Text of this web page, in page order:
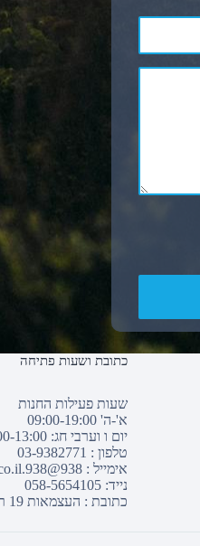
כתובת ושעות פתיחה
שעות פעילות החנות
א'-ה' 09:00-19:00
יום ו וערבי חג: 09:00-13:00
טלפון : 03-9382771
אימייל : 938@938.co.il
נייד: 058-5654105
כתובת : העצמאות 19 ראש העין